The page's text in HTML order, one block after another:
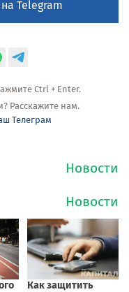
Telegram
Ctrl + Enter.
Расскажите нам.
Телеграм